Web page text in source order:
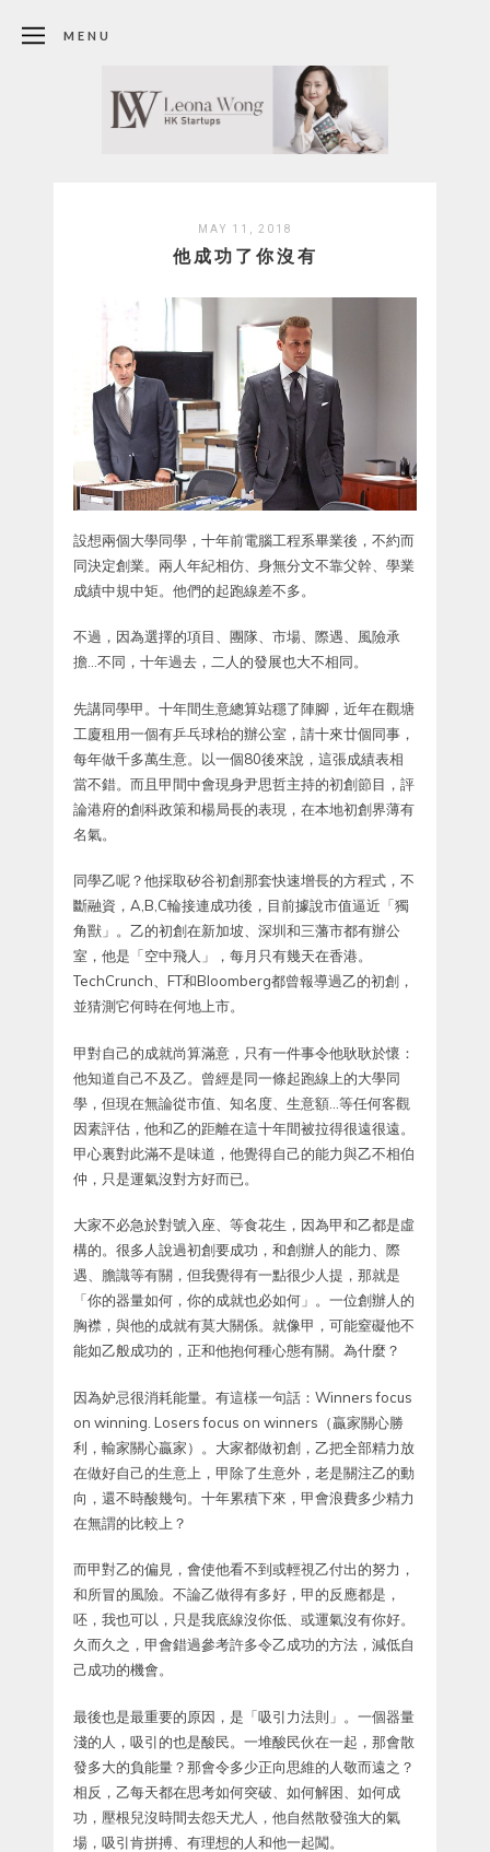
MENU
MAY 11, 2018
他成功了你沒有
設想兩個大學同學，十年前電腦工程系畢業後，不約而
同決定創業。兩人年紀相仿、身無分文不靠父幹、學業
成績中規中矩。他們的起跑線差不多。
不過，因為選擇的項目、團隊、市場、際遇、風險承
擔…不同，十年過去，二人的發展也大不相同。
先講同學甲。十年間生意總算站穩了陣腳，近年在觀塘
工廈租用一個有乒乓球枱的辦公室，請十來廿個同事，
每年做千多萬生意。以一個80後來說，這張成績表相
當不錯。而且甲間中會現身尹思哲主持的初創節目，評
論港府的創科政策和楊局長的表現，在本地初創界薄有
名氣。
同學乙呢？他採取矽谷初創那套快速增長的方程式，不
斷融資，A,B,C輪接連成功後，目前據說市值逼近「獨
角獸」。乙的初創在新加坡、深圳和三藩市都有辦公
室，他是「空中飛人」，每月只有幾天在香港。
TechCrunch、FT和Bloomberg都曾報導過乙的初創，
並猜測它何時在何地上市。
甲對自己的成就尚算滿意，只有一件事令他耿耿於懷：
他知道自己不及乙。曾經是同一條起跑線上的大學同
學，但現在無論從市值、知名度、生意額…等任何客觀
因素評估，他和乙的距離在這十年間被拉得很遠很遠。
甲心裏對此滿不是味道，他覺得自己的能力與乙不相伯
仲，只是運氣沒對方好而已。
大家不必急於對號入座、等食花生，因為甲和乙都是虛
構的。很多人說過初創要成功，和創辦人的能力、際
遇、膽識等有關，但我覺得有一點很少人提，那就是
「你的器量如何，你的成就也必如何」。一位創辦人的
胸襟，與他的成就有莫大關係。就像甲，可能窒礙他不
能如乙般成功的，正和他抱何種心態有關。為什麼？
因為妒忌很消耗能量。有這樣一句話：Winners focus
on winning. Losers focus on winners（贏家關心勝
利，輸家關心贏家）。大家都做初創，乙把全部精力放
在做好自己的生意上，甲除了生意外，老是關注乙的動
向，還不時酸幾句。十年累積下來，甲會浪費多少精力
在無謂的比較上？
而甲對乙的偏見，會使他看不到或輕視乙付出的努力，
和所冒的風險。不論乙做得有多好，甲的反應都是，
呸，我也可以，只是我底線沒你低、或運氣沒有你好。
久而久之，甲會錯過參考許多令乙成功的方法，減低自
己成功的機會。
最後也是最重要的原因，是「吸引力法則」。一個器量
淺的人，吸引的也是酸民。一堆酸民伙在一起，那會散
發多大的負能量？那會令多少正向思維的人敬而遠之？
相反，乙每天都在思考如何突破、如何解困、如何成
功，壓根兒沒時間去怨天尤人，他自然散發強大的氣
場，吸引肯拼搏、有理想的人和他一起闖。